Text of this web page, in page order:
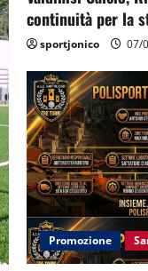
continuità per la
sportjonico 07/
Promozione